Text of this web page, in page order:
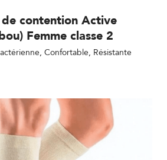
contention Active
Femme classe 2
Confortable, Résistante